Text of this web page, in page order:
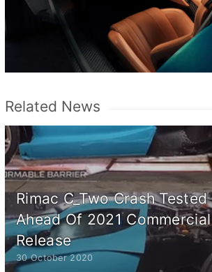
Related News
Rimac C_Two Crash Tested
Ahead Of 2021 Commercial
Release
30 October 2020